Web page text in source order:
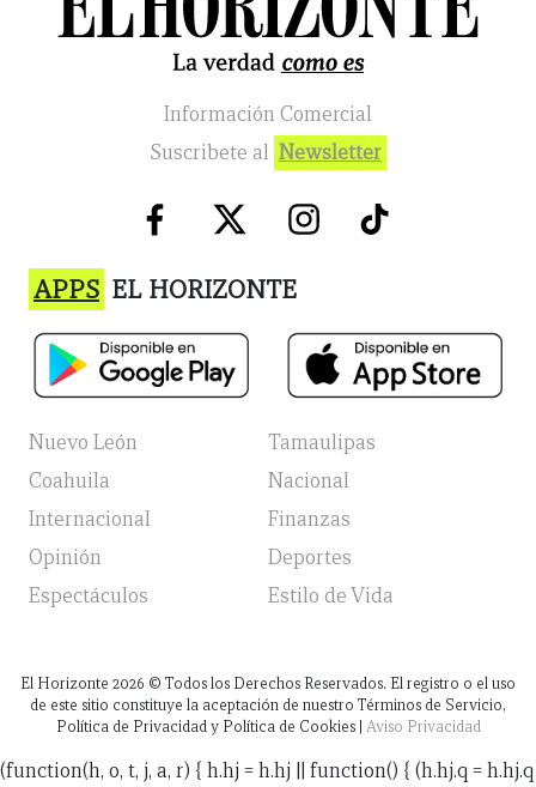
Información Comercial
Suscribete al Newsletter
APPS EL HORIZONTE
Nuevo León
Tamaulipas
Coahuila
Nacional
Internacional
Finanzas
Opinión
Deportes
Espectáculos
Estilo de Vida
El Horizonte 2026 © Todos los Derechos Reservados. El registro o el uso
de este sitio constituye la aceptación de nuestro Términos de Servicio,
Política de Privacidad y Política de Cookies | Aviso Privacidad
(function(h, o, t, j, a, r) { h.hj = h.hj || function() { (h.hj.q = h.hj.q